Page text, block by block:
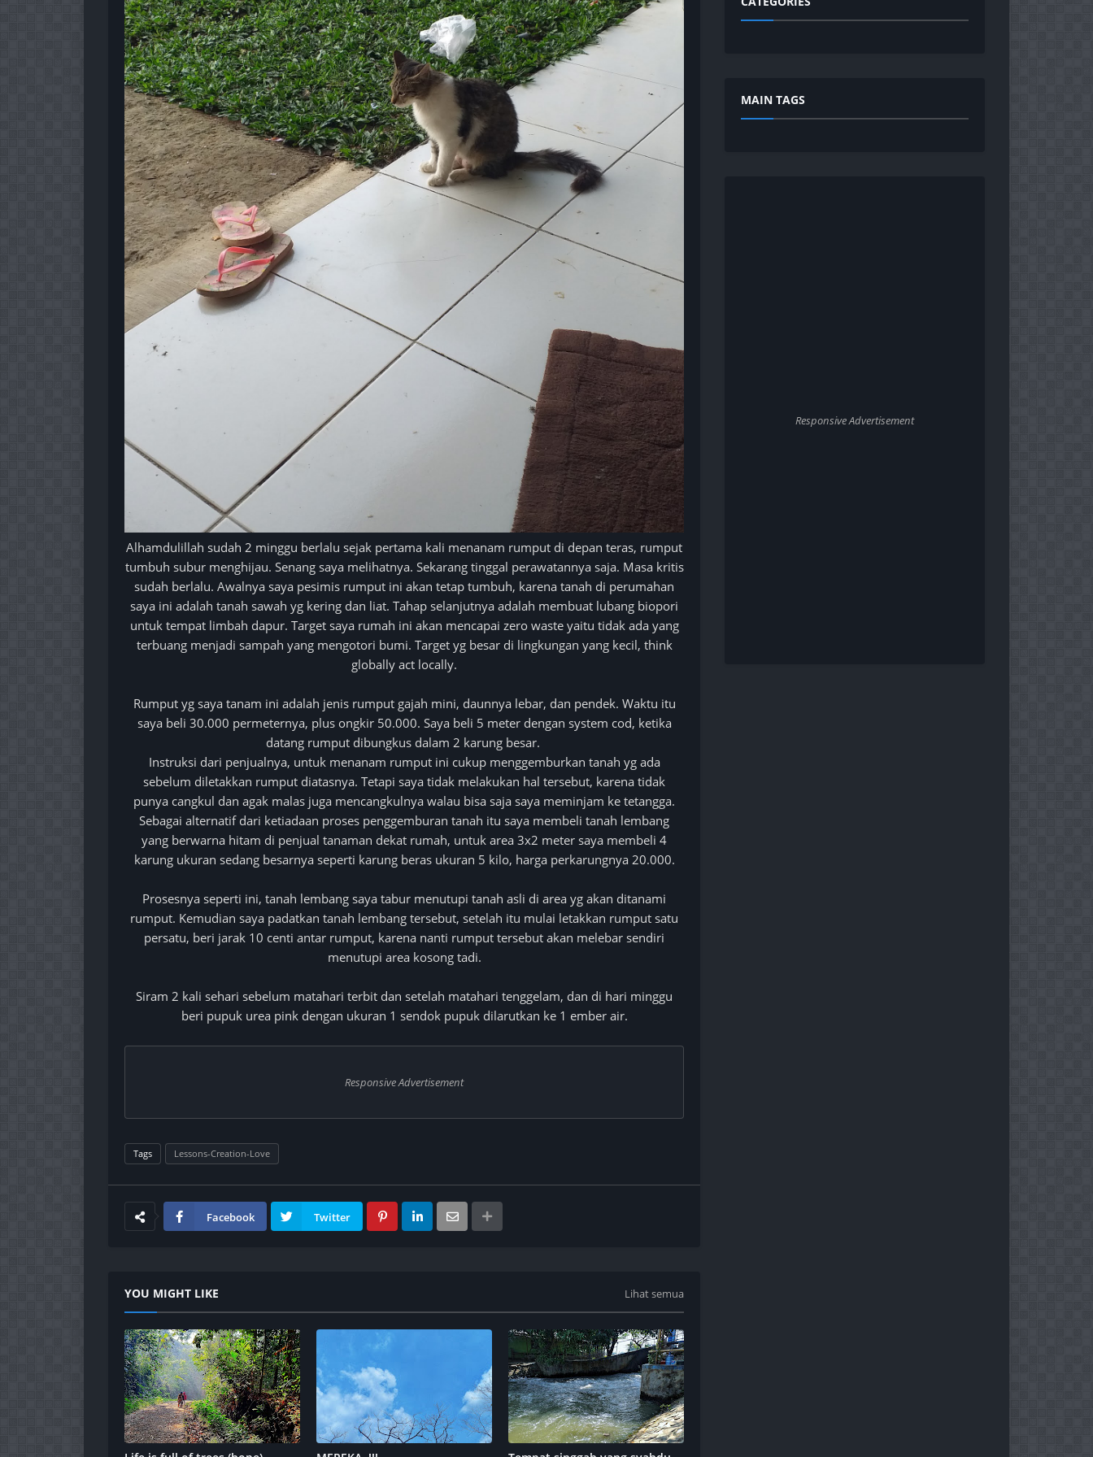
Alhamdulillah sudah 2 minggu berlalu sejak pertama kali menanam rumput di depan teras, rumput
tumbuh subur menghijau. Senang saya melihatnya. Sekarang tinggal perawatannya saja. Masa kritis
sudah berlalu. Awalnya saya pesimis rumput ini akan tetap tumbuh, karena tanah di perumahan
saya ini adalah tanah sawah yg kering dan liat. Tahap selanjutnya adalah membuat lubang biopori
untuk tempat limbah dapur. Target saya rumah ini akan mencapai zero waste yaitu tidak ada yang
terbuang menjadi sampah yang mengotori bumi. Target yg besar di lingkungan yang kecil, think
globally act locally.
Rumput yg saya tanam ini adalah jenis rumput gajah mini, daunnya lebar, dan pendek. Waktu itu
saya beli 30.000 permeternya, plus ongkir 50.000. Saya beli 5 meter dengan system cod, ketika
datang rumput dibungkus dalam 2 karung besar.
Instruksi dari penjualnya, untuk menanam rumput ini cukup menggemburkan tanah yg ada
sebelum diletakkan rumput diatasnya. Tetapi saya tidak melakukan hal tersebut, karena tidak
punya cangkul dan agak malas juga mencangkulnya walau bisa saja saya meminjam ke tetangga.
Sebagai alternatif dari ketiadaan proses penggemburan tanah itu saya membeli tanah lembang
yang berwarna hitam di penjual tanaman dekat rumah, untuk area 3x2 meter saya membeli 4
karung ukuran sedang besarnya seperti karung beras ukuran 5 kilo, harga perkarungnya 20.000.
Prosesnya seperti ini, tanah lembang saya tabur menutupi tanah asli di area yg akan ditanami
rumput. Kemudian saya padatkan tanah lembang tersebut, setelah itu mulai letakkan rumput satu
persatu, beri jarak 10 centi antar rumput, karena nanti rumput tersebut akan melebar sendiri
menutupi area kosong tadi.
Siram 2 kali sehari sebelum matahari terbit dan setelah matahari tenggelam, dan di hari minggu
beri pupuk urea pink dengan ukuran 1 sendok pupuk dilarutkan ke 1 ember air.
Responsive Advertisement
Tags Lessons-Creation-Love
Facebook Twitter
YOU MIGHT LIKE Lihat semua
MAIN TAGS
Responsive Advertisement